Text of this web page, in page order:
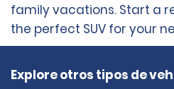
family vacations. Start a
the perfect SUV for your
Explore otros tipos de